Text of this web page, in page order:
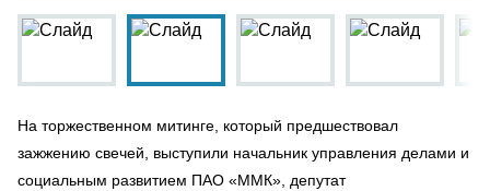
На торжественном митинге, который предшествовал
зажжению свечей, выступили начальник управления делами и
социальным развитием ПАО «ММК», депутат